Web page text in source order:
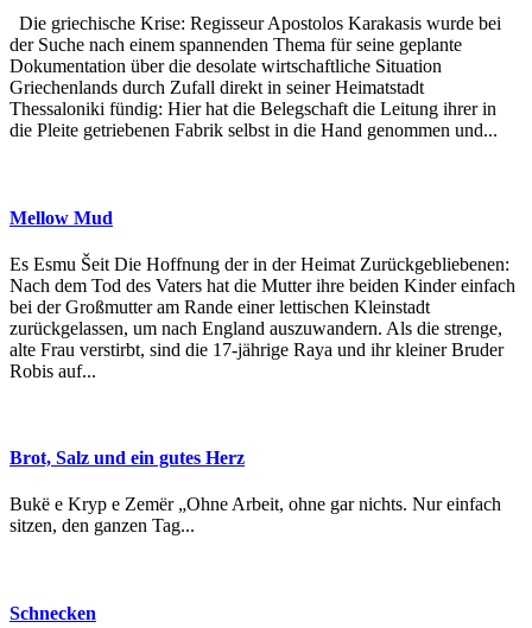
Die griechische Krise: Regisseur Apostolos Karakasis wurde bei
der Suche nach einem spannenden Thema für seine geplante
Dokumentation über die desolate wirtschaftliche Situation
Griechenlands durch Zufall direkt in seiner Heimatstadt
Thessaloniki fündig: Hier hat die Belegschaft die Leitung ihrer in
die Pleite getriebenen Fabrik selbst in die Hand genommen und...
Mellow Mud
Es Esmu Šeit Die Hoffnung der in der Heimat Zurückgebliebenen:
Nach dem Tod des Vaters hat die Mutter ihre beiden Kinder einfach
bei der Großmutter am Rande einer lettischen Kleinstadt
zurückgelassen, um nach England auszuwandern. Als die strenge,
alte Frau verstirbt, sind die 17-jährige Raya und ihr kleiner Bruder
Robis auf...
Brot, Salz und ein gutes Herz
Bukë e Kryp e Zemër „Ohne Arbeit, ohne gar nichts. Nur einfach
sitzen, den ganzen Tag...
Schnecken